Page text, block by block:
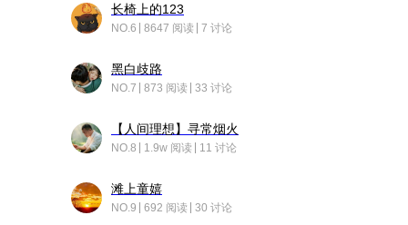
长椅上的123
NO.6 8647 阅读 7 讨论
黑白歧路
NO.7 873 阅读 33 讨论
【人间理想】寻常烟火
NO.8 1.9w 阅读 11 讨论
滩上童嬉
NO.9 692 阅读 30 讨论